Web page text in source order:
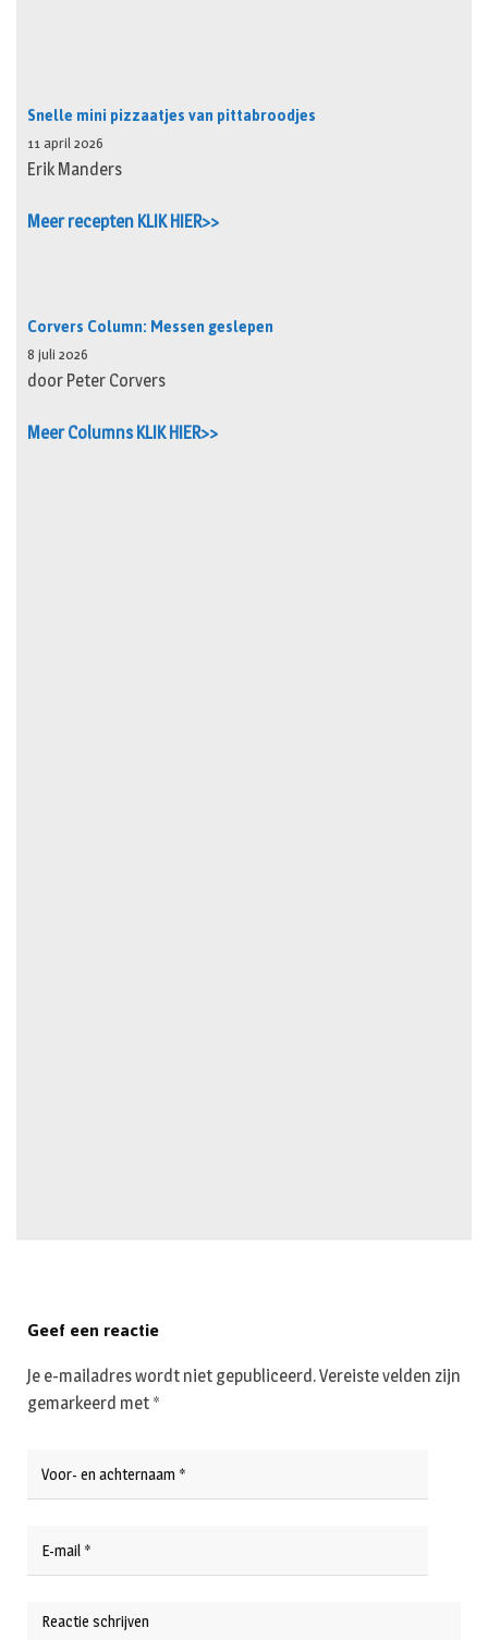
Snelle mini pizzaatjes van pittabroodjes
11 april 2026
Erik Manders
Meer recepten KLIK HIER>>
Corvers Column: Messen geslepen
8 juli 2026
door Peter Corvers
Meer Columns KLIK HIER>>
Geef een reactie
Je e-mailadres wordt niet gepubliceerd.Vereiste velden zijn
gemarkeerd met *